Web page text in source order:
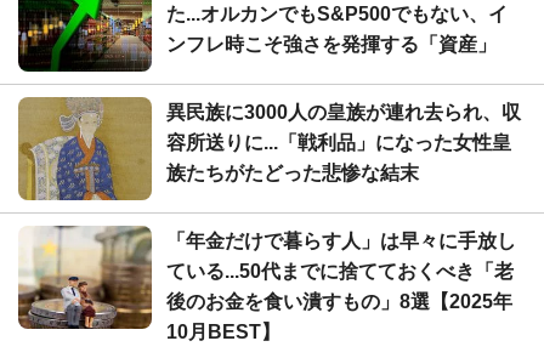
た...オルカンでもS&P500でもない、イ
ンフレ時こそ強さを発揮する「資産」
異民族に3000人の皇族が連れ去られ、収
容所送りに...「戦利品」になった女性皇
族たちがたどった悲惨な結末
「年金だけで暮らす人」は早々に手放し
ている...50代までに捨てておくべき「老
後のお金を食い潰すもの」8選【2025年
10月BEST】